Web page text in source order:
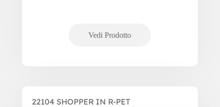
22104 SHOPPER IN R-PET